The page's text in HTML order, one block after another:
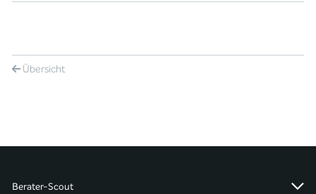
Übersicht
Berater-Scout